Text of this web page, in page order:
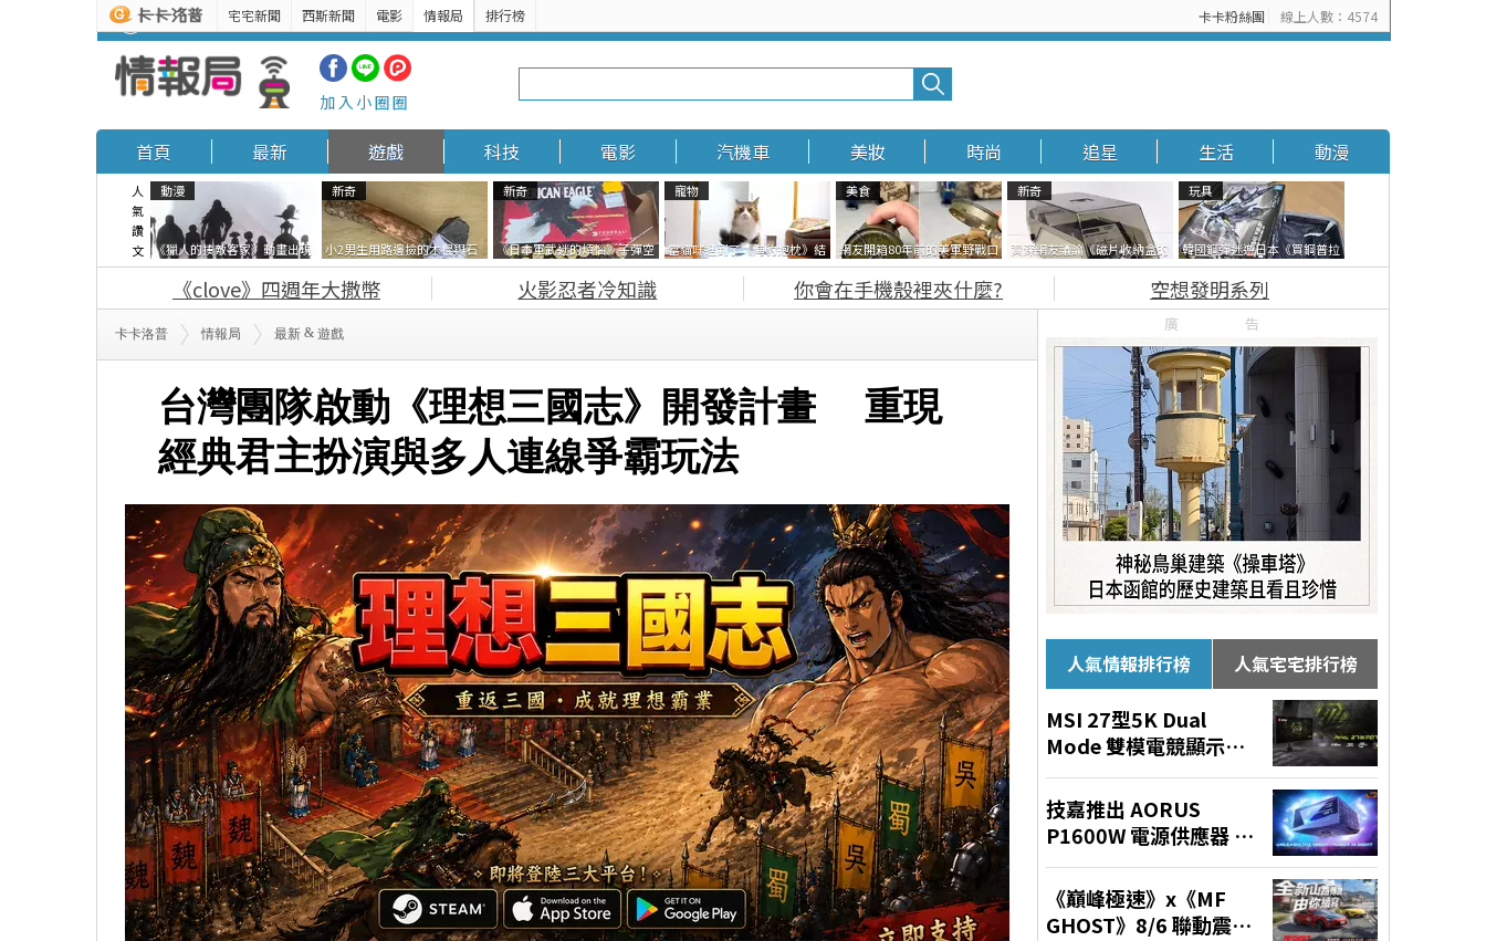
宅宅新聞 西斯新聞 電影 情報局 排行榜 卡卡粉絲團 線上人數：4574
加入小圈圈
首頁 最新 遊戲 科技 電影 汽機車 美妝 時尚 追星 生活 動漫
人
氣
讚
文
動漫
《獵人的揍敵客家》動畫出現
的這個剪影是誰？你是不是忘
記還有這號人物了
新奇
小2男生用路邊撿的木棍與石
頭做成了《石斧》馬麻打開書
包嚇一跳怎麼會有這種東
西！？
新奇
《日本軍武迷的煩惱》子彈空
盒在日本超級貴 美國網友直接
一大箱寄給他了
寵物
當貓咪遇到了《海豹抱枕》結
果玩了10天後，海豹一整個走
美食
網友開箱80年前的美軍野戰口
糧 罐頭本身保存良好，但裡面
的味道...
新奇
資深網友議論《磁片收納盒的
鎖有什麼用》想偷的話整盒拿
玩具
韓國鋼彈迷遊日本《買鋼普拉
塞不進行李箱》網友們集思廣
益提供解方了……
《clove》四週年大撒幣 火影忍者冷知識 你會在手機殼裡夾什麼? 空想發明系列
卡卡洛普 情報局 最新 & 遊戲
台灣團隊啟動《理想三國志》開發計畫 重現
經典君主扮演與多人連線爭霸玩法
最新 遊戲 科技 生活 動漫
廣告
人氣情報排行榜 人氣宅宅排行榜